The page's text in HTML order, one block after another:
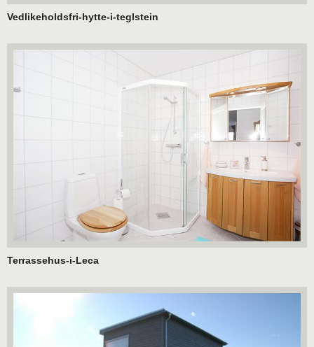
Vedlikeholdsfri-hytte-i-teglstein
Terrassehus-i-Leca